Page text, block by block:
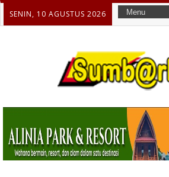
SENIN, 10 AGUSTUS 2026